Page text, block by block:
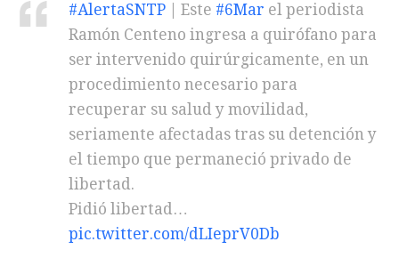
#AlertaSNTP | Este #6Mar el periodista
Ramón Centeno ingresa a quirófano para
ser intervenido quirúrgicamente, en un
procedimiento necesario para
recuperar su salud y movilidad,
seriamente afectadas tras su detención y
el tiempo que permaneció privado de
libertad.
Pidió libertad…
pic.twitter.com/dLIeprV0Db